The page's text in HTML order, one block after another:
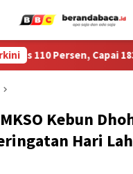
110 Persen, Capai 183
Kebun
Hari